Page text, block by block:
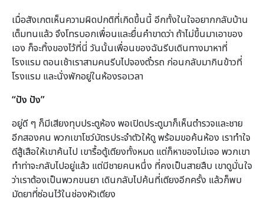
เมื่อสังเกตเห็นความผิดปกติที่เกิดขึ้นนี้ อีกทั้งในใจอยากกลับบ้าน
เต็มทนแล้ว จึงโทรบอกเพื่อนและยื่นคำขาดว่า ถ้าไม่ขึ้นมาเอาของ
เอง ก็จะทิ้งของไว้ที่นี่ วันนั้นเพื่อนของฉันรีบเดินทางมาหาที่
โรงแรม ตอนเช้าเราสามคนรีบไปจองตั๋วรถ ก่อนกลับมากินข้าวที่
โรงแรม และนั่งพักอยู่ในห้องรอเวลา
“ปัง ปัง”
อยู่ดี ๆ ก็มีเสียงทุบประตูห้อง พอเปิดประตูมาก็เห็นตำรวจและชาย
อีกสองคน พวกเขาโชว์บัตรประจำตัวให้ดู พร้อมขอค้นห้อง เราทำใจ
ดีสู้เสือให้เขาค้นไป เขารื้อตู้เตียงทั้งหมด แต่ก็หาของไม่เจอ พวกเขา
ทำท่าจะกลับไปอยู่แล้ว แต่มีชายคนหนึ่ง ที่คงเป็นสายสืบ เขาดูมั่นใจ
ว่าเราต้องเป็นพวกขนยา เดินกลับไปค้นที่เตียงอีกครั้ง แล้วก็พบ
มัดยาที่ซ่อนไว้ในช่องหัวเตียง